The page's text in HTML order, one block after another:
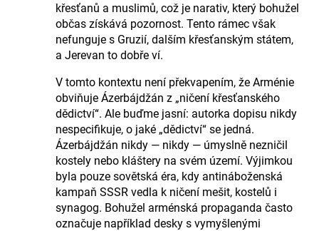
křesťanů a muslimů, což je narativ, který bohužel
občas získává pozornost. Tento rámec však
nefunguje s Gruzií, dalším křesťanským státem,
a Jerevan to dobře ví.
V tomto kontextu není překvapením, že Arménie
obviňuje Ázerbájdžán z „ničení křesťanského
dědictví“. Ale buďme jasní: autorka dopisu nikdy
nespecifikuje, o jaké „dědictví“ se jedná.
Ázerbájdžán nikdy — nikdy — úmyslně nezničil
kostely nebo kláštery na svém území. Výjimkou
byla pouze sovětská éra, kdy antináboženská
kampaň SSSR vedla k ničení mešit, kostelů i
synagog. Bohužel arménská propaganda často
označuje například desky s vymyšlenými